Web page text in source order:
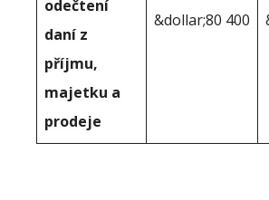
odečtení
daní z
příjmu,
majetku a
prodeje
&dollar;80 400